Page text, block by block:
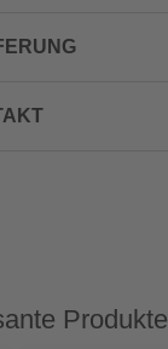
Produkte